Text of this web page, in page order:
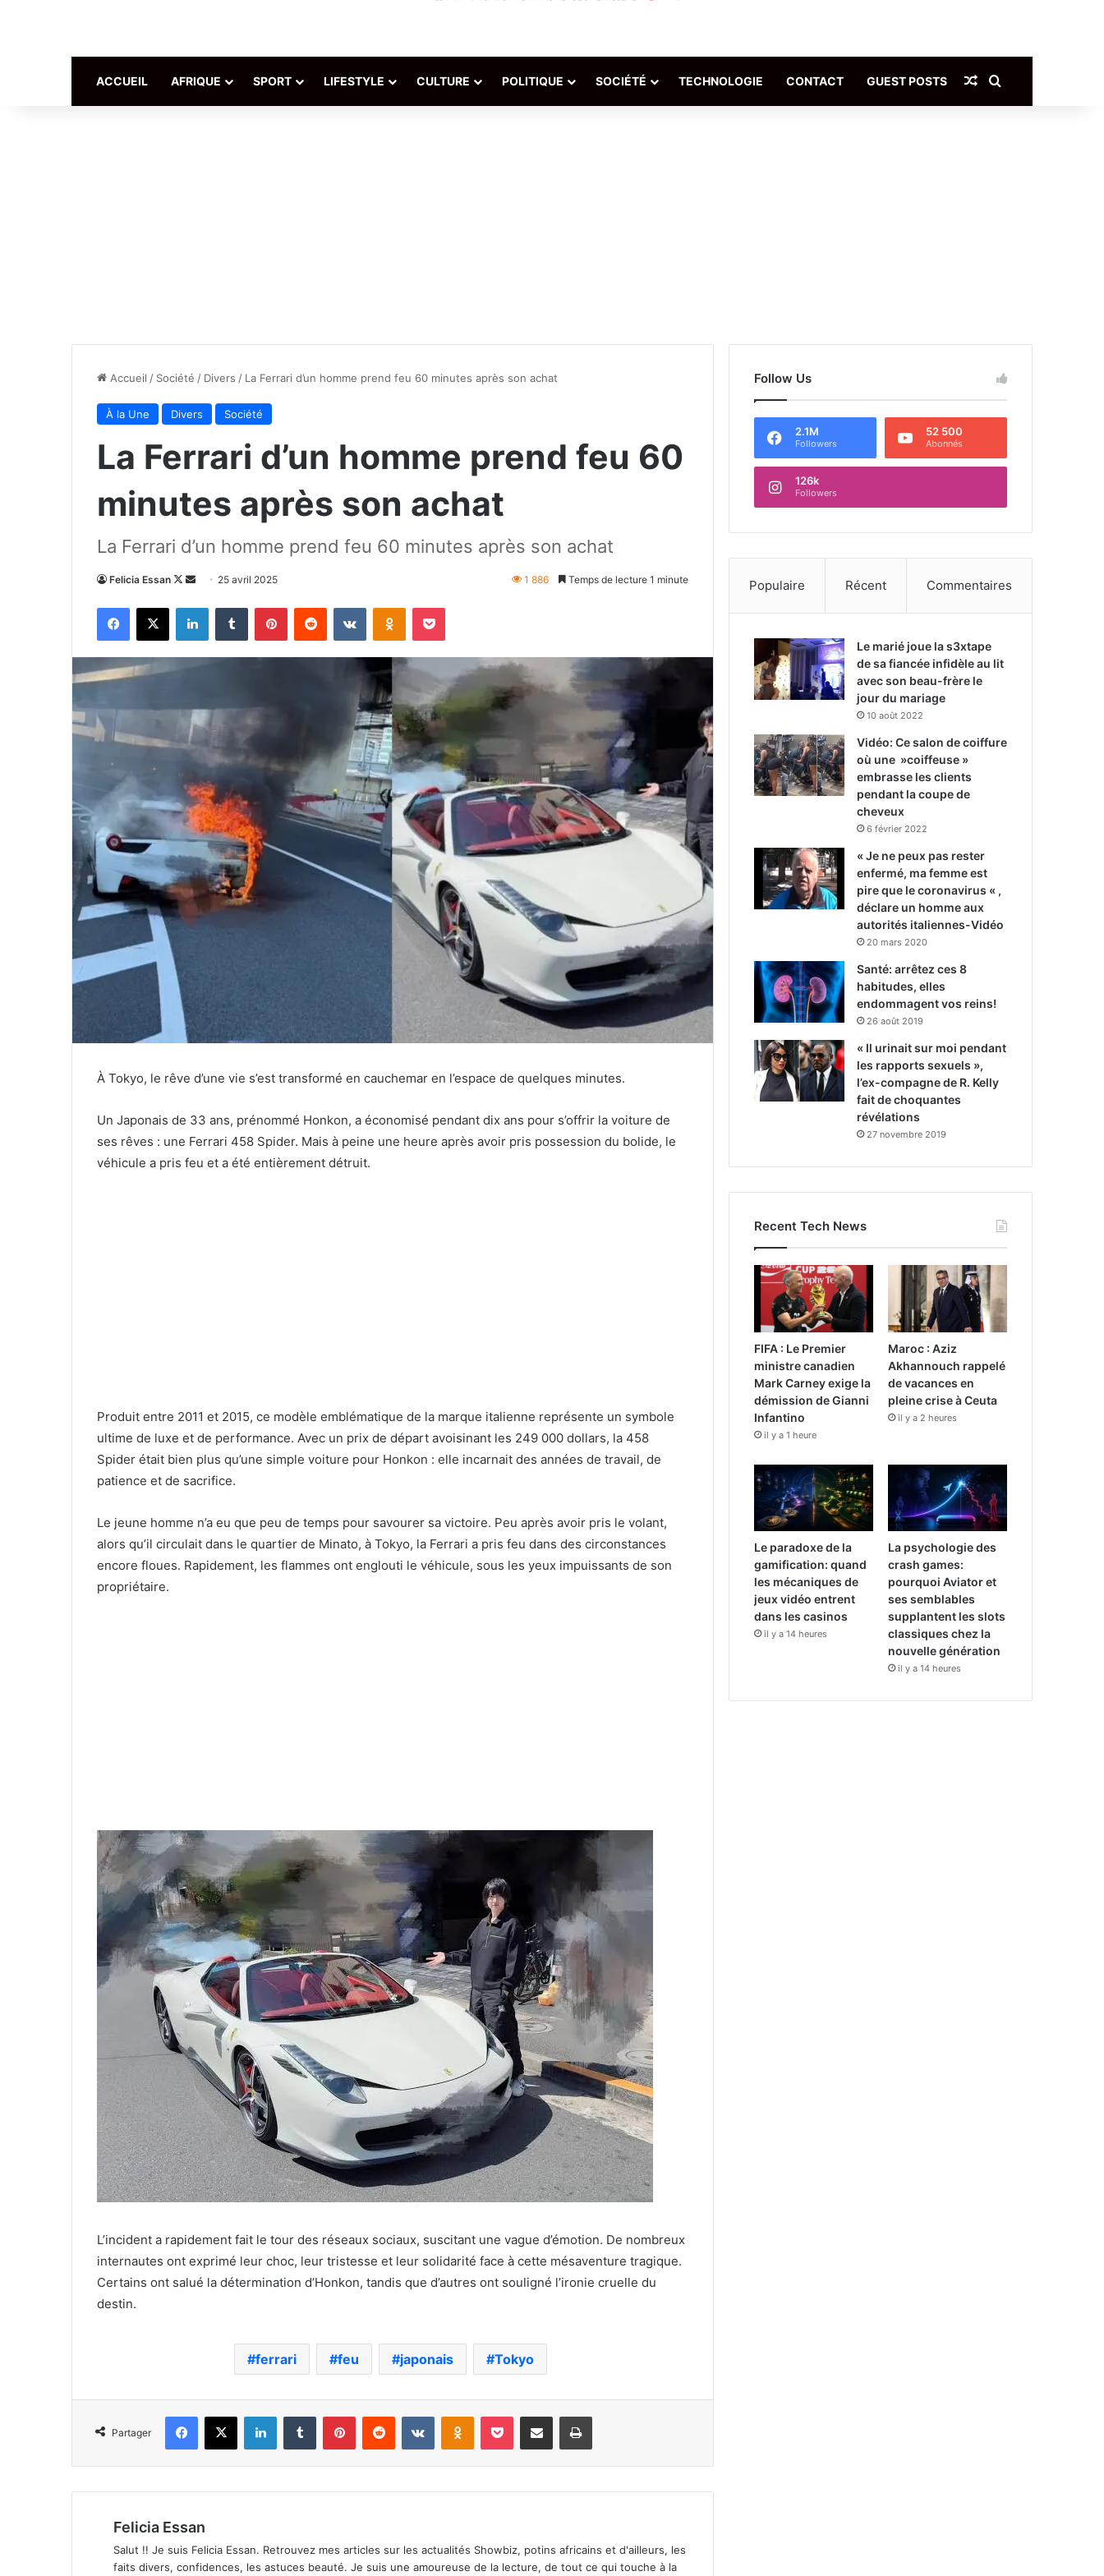
ACCUEIL AFRIQUE SPORT LIFESTYLE CULTURE POLITIQUE SOCIÉTÉ TECHNOLOGIE CONTACT GUEST POSTS Article Aléatoire
Accueil / Société / Divers / La Ferrari d’un homme prend feu 60 minutes après son achat
À la Une Divers Société
La Ferrari d’un homme prend feu 60
minutes après son achat
La Ferrari d’un homme prend feu 60 minutes après son achat
Felicia Essan
Follow
X
Envoyer25 avril 2025 1 886 Temps de lecture 1 minute
Facebook
X LinkedinTumblr PinterestReddit VKontakteOdnoklassniki
Pocket
À Tokyo, le rêve d’une vie s’est transformé en cauchemar en l’espace de quelques minutes.
Un Japonais de 33 ans, prénommé Honkon, a économisé pendant dix ans pour s’offrir la voiture de
ses rêves : une Ferrari 458 Spider. Mais à peine une heure après avoir pris possession du bolide, le
véhicule a pris feu et a été entièrement détruit.
Produit entre 2011 et 2015, ce modèle emblématique de la marque italienne représente un symbole
ultime de luxe et de performance. Avec un prix de départ avoisinant les 249 000 dollars, la 458
Spider était bien plus qu’une simple voiture pour Honkon : elle incarnait des années de travail, de
patience et de sacrifice.
Le jeune homme n’a eu que peu de temps pour savourer sa victoire. Peu après avoir pris le volant,
alors qu’il circulait dans le quartier de Minato, à Tokyo, la Ferrari a pris feu dans des circonstances
encore floues. Rapidement, les flammes ont englouti le véhicule, sous les yeux impuissants de son
propriétaire.
L’incident a rapidement fait le tour des réseaux sociaux, suscitant une vague d’émotion. De nombreux
internautes ont exprimé leur choc, leur tristesse et leur solidarité face à cette mésaventure tragique.
Certains ont salué la détermination d’Honkon, tandis que d’autres ont souligné l’ironie cruelle du
destin.
ferrari feu japonais Tokyo
Partager
Facebook
X LinkedinTumblr PinterestReddit VKontakteOdnoklassniki
Pocket Partager par email Imprimer
Felicia Essan
Salut !! Je suis Felicia Essan. Retrouvez mes articles sur les actualités Showbiz, potins africains et d'ailleurs, les
faits divers, confidences, les astuces beauté. Je suis une amoureuse de la lecture, de tout ce qui touche à la
Follow Us
2.1M
Followers
52 500
Abonnés
126k
Followers
Populaire Récent Commentaires
Le marié joue la s3xtape
de sa fiancée infidèle au lit
avec son beau-frère le
jour du mariage
10 août 2022
Vidéo: Ce salon de coiffure
où une »coiffeuse »
embrasse les clients
pendant la coupe de
cheveux
6 février 2022
« Je ne peux pas rester
enfermé, ma femme est
pire que le coronavirus « ,
déclare un homme aux
autorités italiennes-Vidéo
20 mars 2020
Santé: arrêtez ces 8
habitudes, elles
endommagent vos reins!
26 août 2019
« Il urinait sur moi pendant
les rapports sexuels »,
l’ex-compagne de R. Kelly
fait de choquantes
révélations
27 novembre 2019
Recent Tech News
FIFA : Le Premier
ministre canadien
Mark Carney exige la
démission de Gianni
Infantino
il y a 1 heure
Maroc : Aziz
Akhannouch rappelé
de vacances en
pleine crise à Ceuta
il y a 2 heures
Le paradoxe de la
gamification: quand
les mécaniques de
jeux vidéo entrent
dans les casinos
il y a 14 heures
La psychologie des
crash games:
pourquoi Aviator et
ses semblables
supplantent les slots
classiques chez la
nouvelle génération
il y a 14 heures